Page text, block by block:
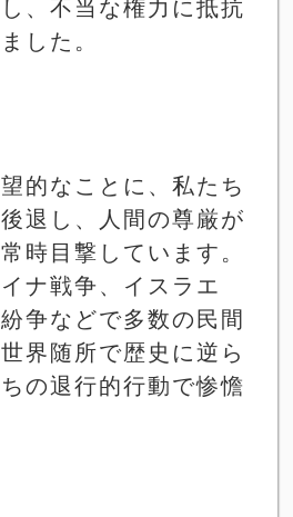
、不当な権力に抵抗
した。
的なことに、私たち
退し、人間の尊厳が
時目撃しています。
ナ戦争、イスラエ
争などで多数の民間
界随所で歴史に逆ら
の退行的行動で惨憺